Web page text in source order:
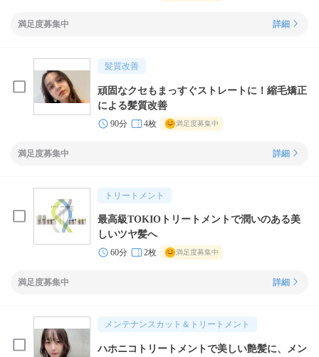
満足度募集中 詳細
髪質改善
頑固なクセもまっすぐストレートに！縮毛矯正
による髪質改善
90分 4枚 満足度募集中
満足度募集中 詳細
トリートメント
最高級TOKIOトリートメントで潤いのある美
しいツヤ髪へ
60分 2枚 満足度募集中
満足度募集中 詳細
メンテナンスカット＆トリートメント
ハホニコトリートメントで美しい艶髪に、メン